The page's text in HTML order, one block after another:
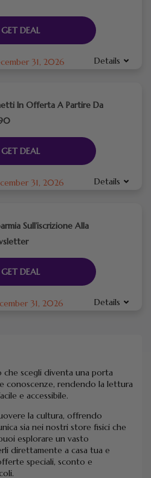
GET DEAL
31, 2026 Details
In Offerta A Partire Da
GET DEAL
31, 2026 Details
Sull’iscrizione Alla
GET DEAL
31, 2026 Details
la cultura, offrendo
sia nei nostri store fisici che
esplorare un vasto
direttamente a casa tua e
speciali, sconto e
che scegli diventa una porta
conoscenze, rendendo la lettura
e accessibile.